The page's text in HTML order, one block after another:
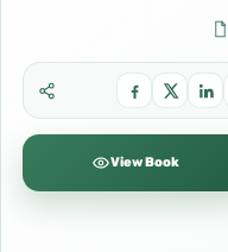
View Book